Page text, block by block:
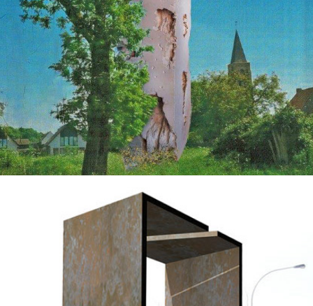
Landmark in Ypermanpark
2025